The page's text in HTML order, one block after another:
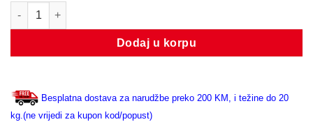
CR 25X50X10 HMSA10 RG količina
Dodaj u korpu
Besplatna dostava za narudžbe preko 200 KM, i težine do 20
kg.(ne vrijedi za kupon kod/popust)